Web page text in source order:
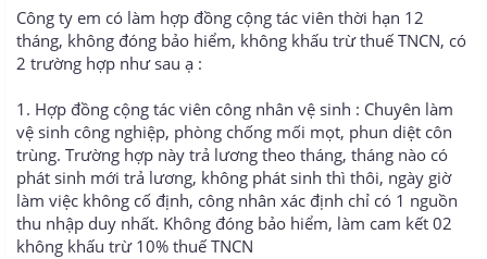
t
e
r
Công ty em có làm hợp đồng cộng tác viên thời hạn 12
tháng, không đóng bảo hiểm, không khấu trừ thuế TNCN, có
2 trường hợp như sau ạ :
1. Hợp đồng cộng tác viên công nhân vệ sinh : Chuyên làm
vệ sinh công nghiệp, phòng chống mối mọt, phun diệt côn
trùng. Trường hợp này trả lương theo tháng, tháng nào có
phát sinh mới trả lương, không phát sinh thì thôi, ngày giờ
làm việc không cố định, công nhân xác định chỉ có 1 nguồn
thu nhập duy nhất. Không đóng bảo hiểm, làm cam kết 02
không khấu trừ 10% thuế TNCN